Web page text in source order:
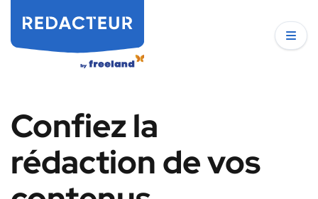
Confiez la
rédaction de vos